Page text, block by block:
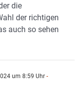
die
der richtigen
auch so sehen
um 8:59 Uhr -